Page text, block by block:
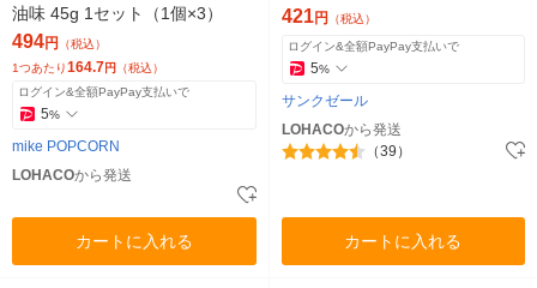
油味 45g 1セット（1個×3）
494円
（税込）
1つあたり164.7円 （税込）
ログイン&全額PayPay支払いで
5%
mike POPCORN
LOHACOから発送
カートに入れる
421円 （税込）
ログイン&全額PayPay支払いで
5%
サンクゼール
LOHACOから発送
（39）
カートに入れる